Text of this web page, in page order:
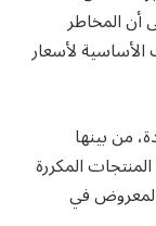
في 26 أبريل، إلى أن المخاطر
لأسعار
من بينها
المكررة
في